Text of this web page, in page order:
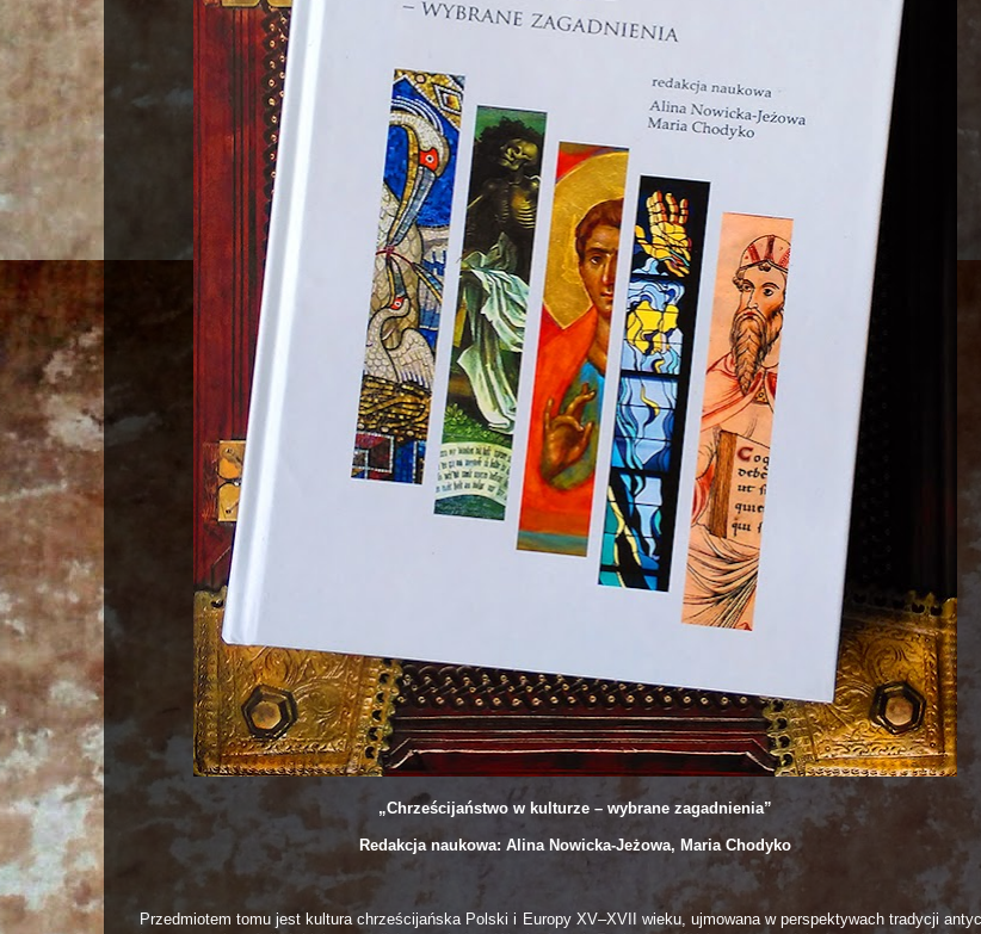
„Chrześcijaństwo w kulturze – wybrane zagadnienia”
Redakcja naukowa: Alina Nowicka-Jeżowa, Maria Chodyko
Przedmiotem tomu jest kultura chrześcijańska Polski i Europy XV–XVII wieku, ujmowana w perspektywach tradycji